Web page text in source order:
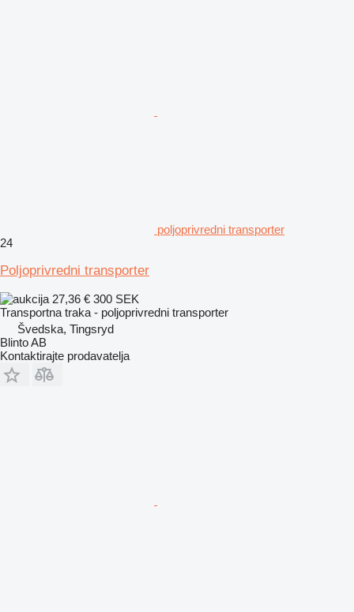
poljoprivredni transporter
24
Poljoprivredni transporter
27,36 € 300 SEK
Transportna traka - poljoprivredni transporter
Švedska, Tingsryd
Blinto AB
Kontaktirajte prodavatelja